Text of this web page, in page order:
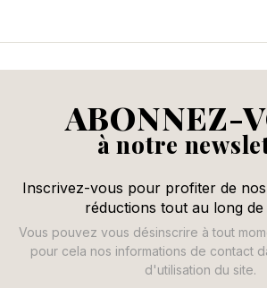
ABONNEZ-
à notre
Inscrivez-vous pour profiter de
réductions tout au long de
Vous pouvez vous désinscrire à tout
pour cela nos informations de contact
d'utilisation du site.